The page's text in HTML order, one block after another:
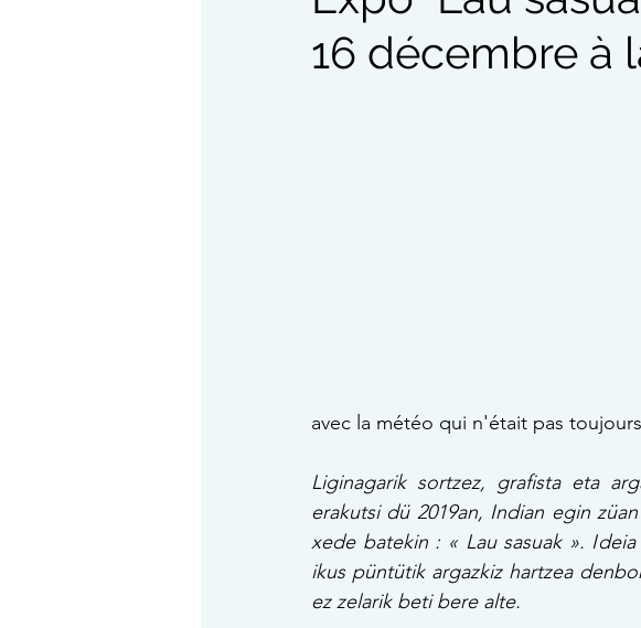
CHÂTEAU-FORT TRAVAUX THÉÂTRE
16 décembre à
avec la météo qui n'était pas
Liginagarik sortzez, grafista eta
erakutsi dü 2019an, Indian egin
xede batekin : « Lau sasuak ».
ikus püntütik argazkiz hartzea
ez zelarik beti bere alte.